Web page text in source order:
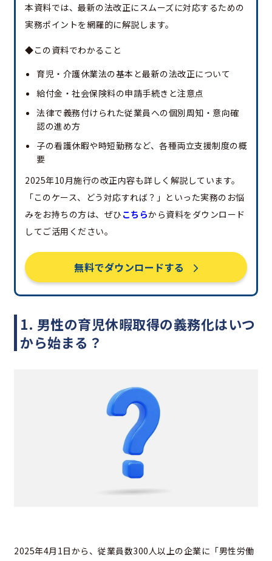
本資料では、最新の法改正にスムーズに対応するための
実務ポイントを網羅的に解説します。
◆この資料でわかること
育児・介護休業法の基本と最新の法改正について
給付金・社会保険料の申請手続きと注意点
法律で義務付けられた従業員への個別周知・意向確
認の進め方
子の看護休暇や時短勤務など、各種両立支援制度の概
要
2025年10月施行の改正内容も詳しく解説しています。
「このケース、どう対応すれば？」といった実務のお悩
みをお持ちの方は、ぜひ こちらから資料をダウンロード
してご活用ください。
無料でダウンロードする
1. 男性の育児休暇取得の義務化はいつ
から始まる？
2025年4月1日から、従業員数300人以上の企業に「男性労働